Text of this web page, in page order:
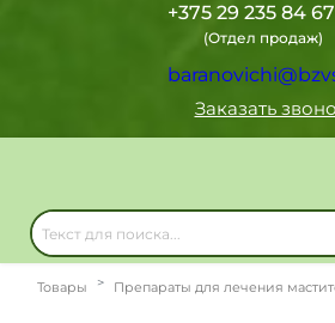
+375 29 235 84 67
(Отдел продаж)
Заказать
Товары Препараты для лечения